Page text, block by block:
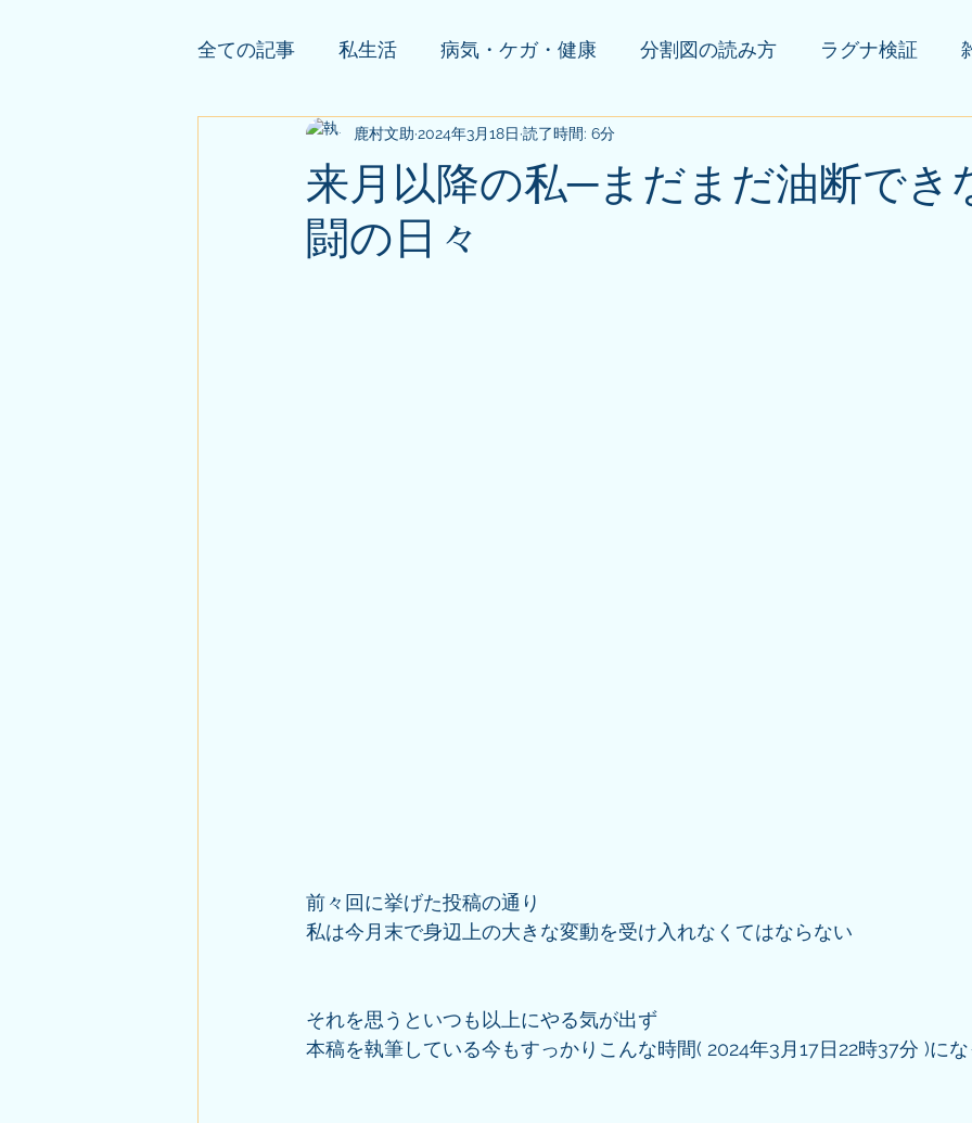
全ての記事 私生活 病気・ケガ・健康 分割図の読み方 ラグナ検証
依頼者様の公開鑑定 その他(告知等)
来月以降の私─まだまだ油断でき
闘の日々
鹿村文助 2024年3月18日 読了時間: 6分
前々回に挙げた投稿の通り
私は今月末で身辺上の大きな変動を受け入れなくてはならない
それを思うといつも以上にやる気が出ず
本稿を執筆している今もすっかりこんな時間( 2024年3月17日22時37分 )に